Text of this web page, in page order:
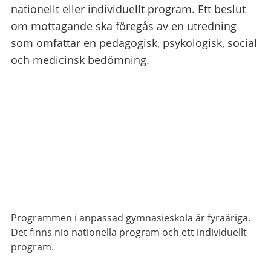
nationellt eller individuellt program. Ett beslut
om mottagande ska föregås av en utredning
som omfattar en pedagogisk, psykologisk, social
och medicinsk bedömning.
Programmen i anpassad gymnasieskola är fyraåriga.
Det finns nio nationella program och ett individuellt
program.